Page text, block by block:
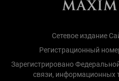
Сетевое издание
Регистрационный
Зарегистрировано
связи, информационных